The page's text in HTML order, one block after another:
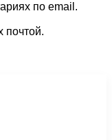
по email.
почтой.